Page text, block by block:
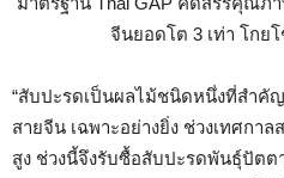
“สับปะรดเป็นผลไม้ชนิดหนึ่งที่สำคัญ
สายจีน เฉพาะอย่างยิ่ง ช่วงเทศกา
สูง ช่วงนี้จึงรับซื้อสับปะรดพันธุ์ปัตต